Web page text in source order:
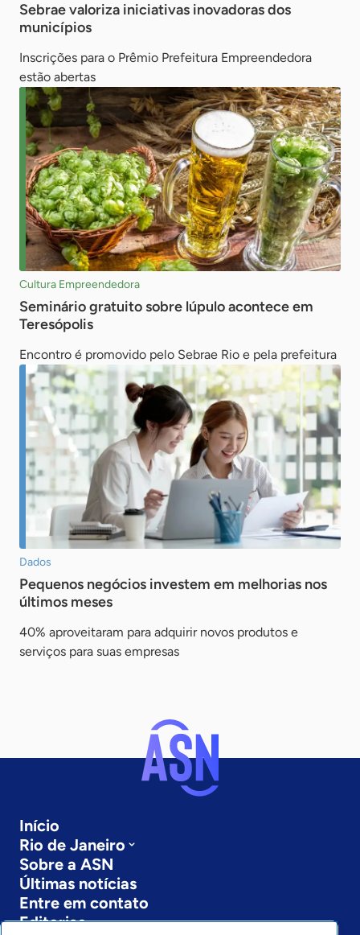
Sebrae valoriza iniciativas inovadoras dos
municípios
Inscrições para o Prêmio Prefeitura Empreendedora
estão abertas
Cultura Empreendedora
Seminário gratuito sobre lúpulo acontece em
Teresópolis
Encontro é promovido pelo Sebrae Rio e pela prefeitura
Dados
Pequenos negócios investem em melhorias nos
últimos meses
40% aproveitaram para adquirir novos produtos e
serviços para suas empresas
Início
Rio de Janeiro
Sobre a ASN
Últimas notícias
Entre em contato
Editorias